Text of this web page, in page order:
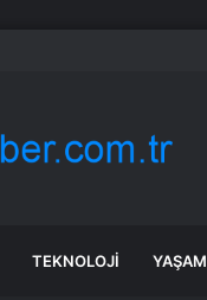
TEKNOLOJI YAŞAM